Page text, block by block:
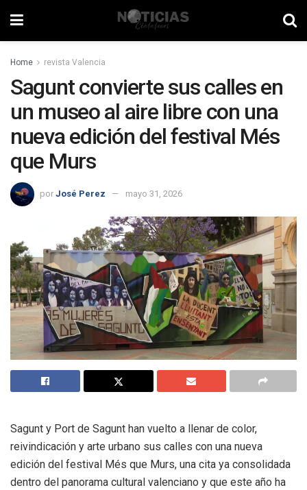
Home revista Valencia
Sagunt convierte sus calles en
un museo al aire libre con una
nueva edición del festival Més
que Murs
por José Perez mayo 31, 2026
Sagunt y Port de Sagunt han vuelto a llenar de color,
reivindicación y arte urbano sus calles con una nueva
edición del festival Més que Murs, una cita ya consolidada
dentro del panorama cultural valenciano y que este año ha